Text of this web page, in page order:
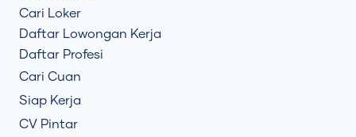
Cari Loker
Daftar Lowongan Kerja
Daftar Profesi
Cari Cuan
Siap Kerja
CV Pintar